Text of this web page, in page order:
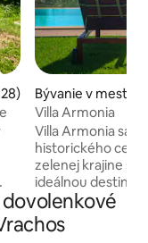
ohodnotenie 4,96 z
Bývanie v meste
Villa Armonia
Villa Armonia sa
historického
zelenej krajine s
ideálnou
autonómiu,
zároveň si